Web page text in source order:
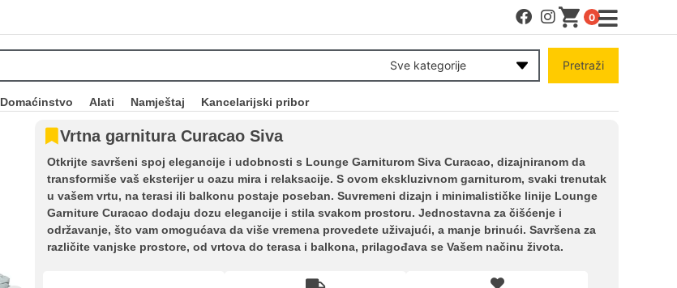
0
Sve kategorije Pretraži
Domaćinstvo Alati Namještaj Kancelarijski pribor
Vrtna garnitura Curacao Siva
Otkrijte savršeni spoj elegancije i udobnosti s Lounge Garniturom Siva Curacao, dizajniranom da
transformiše vaš eksterijer u oazu mira i relaksacije. S ovom ekskluzivnom garniturom, svaki trenutak
u vašem vrtu, na terasi ili balkonu postaje poseban. Suvremeni dizajn i minimalističke linije Lounge
Garniture Curacao dodaju dozu elegancije i stila svakom prostoru. Jednostavna za čišćenje i
održavanje, što vam omogućava da više vremena provedete uživajući, a manje brinući. Savršena za
različite vanjske prostore, od vrtova do terasa i balkona, prilagođava se Vašem načinu života.
Račun
Kupovina na rate
Lista želja